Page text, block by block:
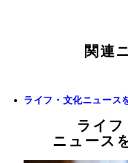
関連
ライフ・文化ニュース
ライフ
ニュース